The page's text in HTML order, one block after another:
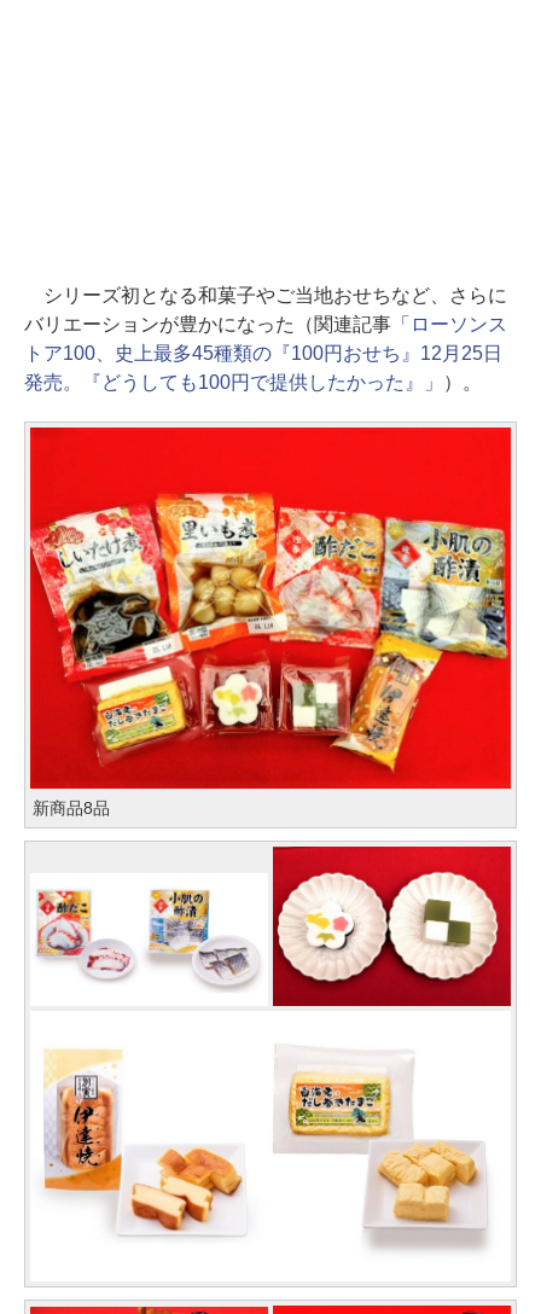
シリーズ初となる和菓子やご当地おせちなど、さらに
バリエーションが豊かになった（関連記事「ローソンス
トア100、史上最多45種類の『100円おせち』12月25日
発売。『どうしても100円で提供したかった』」
）。
新商品8品